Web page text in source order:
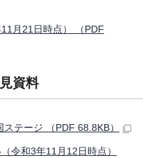
月21日時点） （PDF
資料
テージ （PDF 68.8KB）
令和3年11月12日時点）